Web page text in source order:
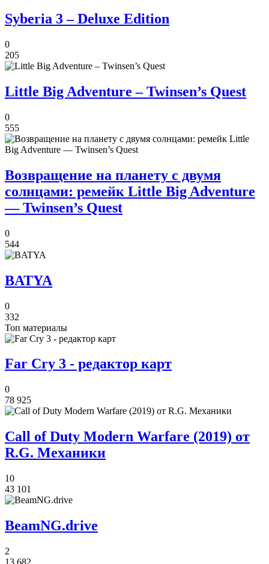
Syberia 3 – Deluxe Edition
0
205
Little Big Adventure – Twinsen’s Quest
0
555
Возвращение на планету с двумя
солнцами: ремейк Little Big Adventure
— Twinsen’s Quest
0
544
BATYA
0
332
Топ материалы
Far Cry 3 - редактор карт
0
78 925
Call of Duty Modern Warfare (2019) от
R.G. Механики
10
43 101
BeamNG.drive
2
13 682